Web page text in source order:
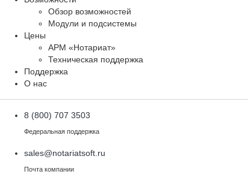
Обзор возможностей
Модули и подсистемы
Цены
АРМ «Нотариат»
Техническая поддержка
Поддержка
О нас
8 (800) 707 3503
Федеральная поддержка
sales@notariatsoft.ru
Почта компании